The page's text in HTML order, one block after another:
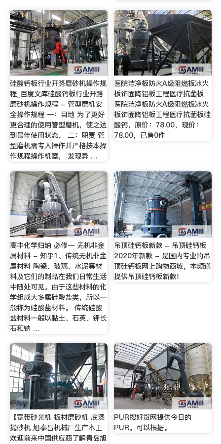
硅酸钙板行业开路磨砂机操作规
程_百度文库硅酸钙板行业开路
磨砂机操作规程 - 管型磨机安
全操作规程 一：目地 为了更好
更合理的使用管型磨机，使之达
到最佳使用状态。 二：职责 管
型磨机需专人操作并严格按本操
作规程操作机器， 发现异 …
医院洁净板防火A级阻燃板冰火
板饰面陶铝板工程医疗抗菌板
医院洁净板防火A级阻燃板冰火
板饰面陶铝板工程医疗抗菌板硅
酸钙，原价：78.00，现价：
78.00，已售0件
高中化学归纳 必修一 无机非金
属材料 - 知乎1、传统无机非金
属材料 陶瓷、玻璃、水泥等材
料及它们的制品在我们日常生活
中随处可见。由于这些材料的化
学组成大多属硅酸盐类，所以一
般称为硅酸盐材料。 传统硅酸
盐材料一般以黏土、石英、钾长
石和钠 …
吊顶硅钙板新款 - 吊顶硅钙板
2020年新款 - 是国内专业的吊
顶硅钙板网上购物商城，本频道
提供吊顶硅钙板新款！
【宽带砂光机 板材磨砂机 底漆
抛砂机 旭泰昌机械厂生产木工
欢迎前来中国供应商了解青岛旭
PUR搜好货网提供今日的
PUR。可以根据。